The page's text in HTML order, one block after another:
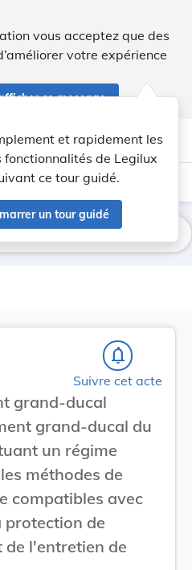
vous acceptez que des
votre expérience
ce message
account_circle help Aide
et rapidement les
fonctionnalités de Legilux
ce tour guidé.
un tour guidé
light_mode dark_mode
notifications_none
Suivre cet acte
grand-ducal
grand-ducal du
un régime
méthodes de
compatibles avec
protection de
l'entretien de